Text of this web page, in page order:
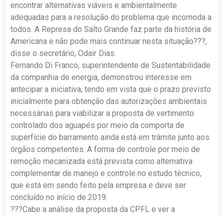
encontrar alternativas viáveis e ambientalmente
adequadas para a resolução do problema que incomoda a
todos. A Represa do Salto Grande faz parte da história de
Americana e não pode mais continuar nesta situação???,
disse o secretário, Odair Dias.
Fernando Di Franco, superintendente de Sustentabilidade
da companhia de energia, demonstrou interesse em
antecipar a iniciativa, tendo em vista que o prazo previsto
inicialmente para obtenção das autorizações ambientais
necessárias para viabilizar a proposta de vertimento
controlado dos aguapés por meio da comporta de
superfície do barramento ainda está em trâmite junto aos
órgãos competentes. A forma de controle por meio de
remoção mecanizada está prevista como alternativa
complementar de manejo e controle no estudo técnico,
que está em sendo feito pela empresa e deve ser
concluído no início de 2019.
???Cabe a análise da proposta da CPFL e ver a